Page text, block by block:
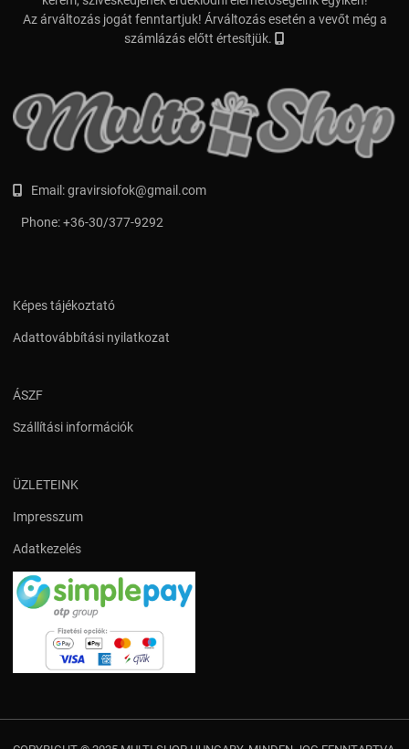
Az árváltozás jogát fenntartjuk! Árváltozás esetén a vevőt még a
számlázás előtt értesítjük.
Email:gravirsiofok@gmail.com
Phone:+36-30/377-9292
Képes tájékoztató
Adattovábbítási nyilatkozat
ÁSZF
Szállítási információk
ÜZLETEINK
Impresszum
Adatkezelés